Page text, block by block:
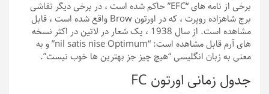
برخی از نامه های “EFC” حاکم شده است ، در برخی دیگر نقاشی
برج شاهزاده روپرت ، که در اورتون Brow واقع شده است ، قابل
مشاهده است. از سال 1938 ، یک شعار در لاتین در اکثر نسخه
های آرم قابل مشاهده است: “nil satis nise Optimum” و به
معنی به زبان انگلیسی “هیچ چیز جز بهترین ها خوب نیست”.
جدول زمانی اورتون FC